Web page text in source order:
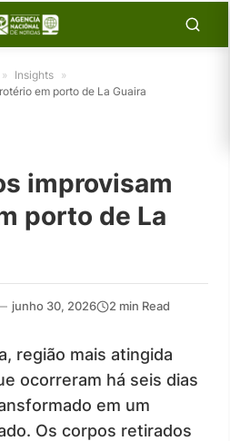
» Insights »
em porto de La Guaira
improvisam
porto de La
junho 30, 2026 2 min Read
região mais atingida
ocorreram há seis dias
em um
Os corpos retirados